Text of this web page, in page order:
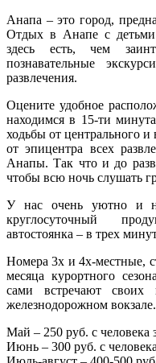
Анапа – это город,
Отдых в Анапе с
здесь есть, чем
познавательные
развлечения.
Оцените удобное
находимся в 15-ти
ходьбы от центрального
от эпицентра всех
Анапы. Так что и до
чтобы всю ночь слушать
У нас очень уютно и
круглосуточный
автостоянка – в трех
Номера 3х и 4х-местные,
месяца курортного
сами встречают
железнодорожном
Май – 250 руб. с человека
Июнь – 300 руб. с